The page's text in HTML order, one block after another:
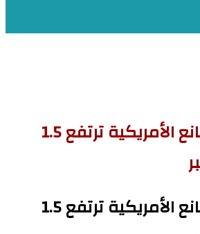
طلبيات المصانع الأمريكية ترتفع 1.5
طلبيات المصانع الأمريكية ترتفع 1.5